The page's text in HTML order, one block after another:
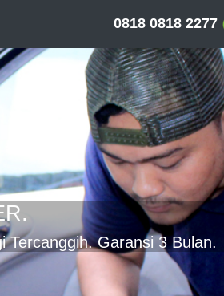
0818 0818 2277
Tercanggih. Garansi 3 Bulan.